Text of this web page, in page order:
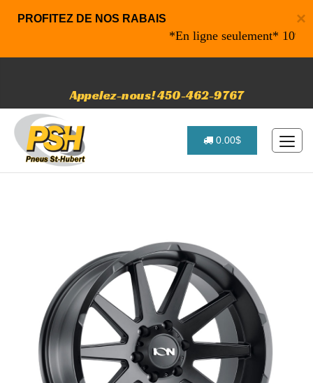
×
PROFITEZ DE NOS RABAIS
*En ligne seulement* 10%
Appelez-nous! 450-462-9767
0.00$